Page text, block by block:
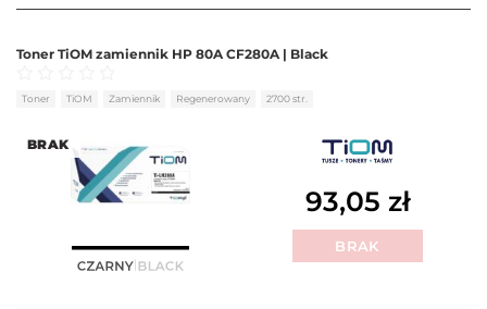
BRAK
Toner TiOM zamiennik HP 80A CF280A | Black
Oceniono na 5
Toner TiOM Zamiennik Regenerowany 2700 str.
93,05 zł
BRAK